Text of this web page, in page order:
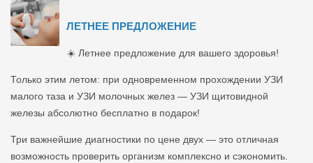
ЛЕТНЕЕ ПРЕДЛОЖЕНИЕ
☀️ Летнее предложение для вашего здоровья!
Только этим летом: при одновременном прохождении УЗИ
малого таза и УЗИ молочных желез — УЗИ щитовидной
железы абсолютно бесплатно в подарок!
Три важнейшие диагностики по цене двух — это отличная
возможность проверить организм комплексно и сэкономить.